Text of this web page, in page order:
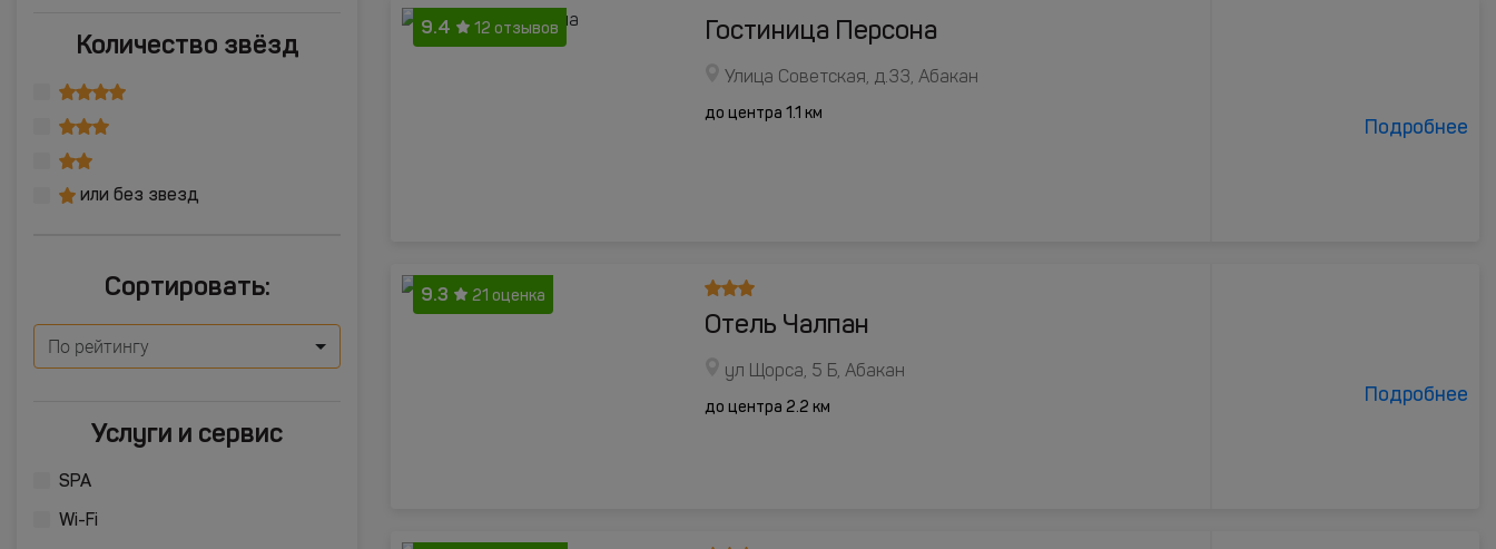
Количество звёзд
или без звезд
Сортировать:
По рейтингу
Услуги и сервис
SPA
Wi-Fi
9.4 12 отзывов Гостиница Персона
Улица Советская, д.33, Абакан
до центра 1.1 км
Подробнее
9.3 21 оценка
Отель Чалпан
ул Щорса, 5 Б, Абакан
до центра 2.2 км
Подробнее